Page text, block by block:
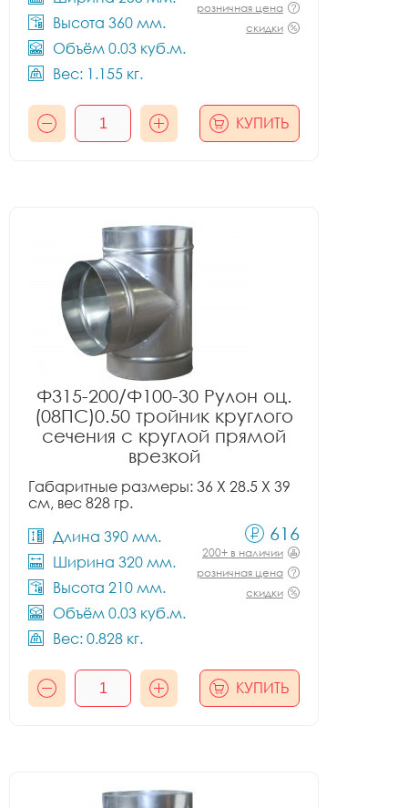
Высота 360 мм.
Объём 0.03 куб.м.
Вес: 1.155 кг.
розничная цена
скидки
КУПИТЬ
Ф315-200/Ф100-30 Рулон оц.
(08ПС)0.50 тройник круглого
сечения с круглой прямой
врезкой
Габаритные размеры: 36 X 28.5 X 39
см, вес 828 гр.
Длина 390 мм.
Ширина 320 мм.
Высота 210 мм.
Объём 0.03 куб.м.
Вес: 0.828 кг.
616
200+ в наличии
розничная цена
скидки
КУПИТЬ